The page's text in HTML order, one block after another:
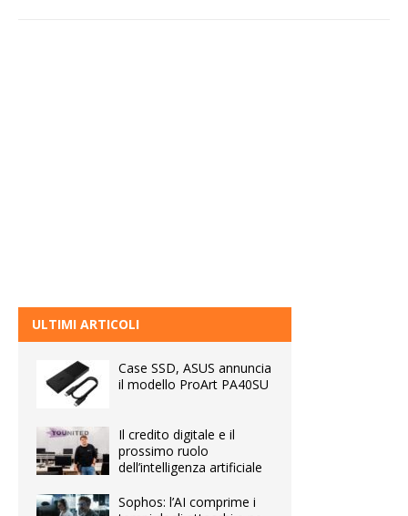
ULTIMI ARTICOLI
Case SSD, ASUS annuncia
il modello ProArt PA40SU
Il credito digitale e il
prossimo ruolo
dell’intelligenza artificiale
Sophos: l’AI comprime i